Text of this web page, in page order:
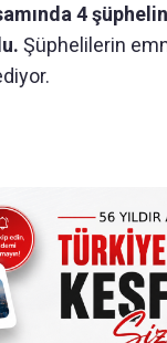
4
Şüphelilerin